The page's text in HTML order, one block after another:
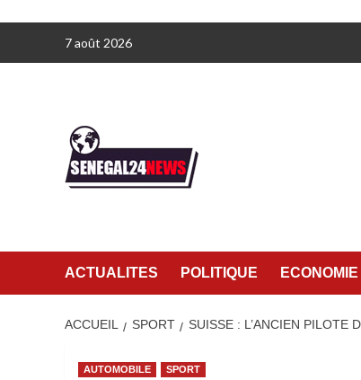
7 août 2026
ACTUALITES POLITIQUE ECONOMIE
ACCUEIL SPORT SUISSE : L’ANCIEN PILOTE
AUTOMOBILE SPORT